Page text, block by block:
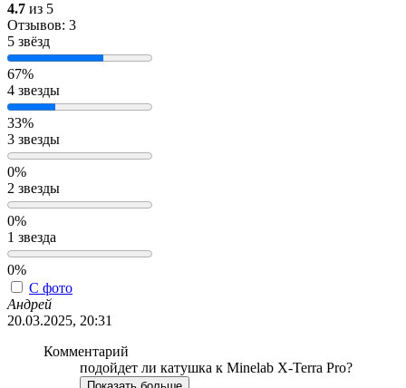
4.7 из 5
Отзывов: 3
5 звёзд
67%
4 звезды
33%
3 звезды
0%
2 звезды
0%
1 звезда
0%
С фото
Андрей
20.03.2025, 20:31
Комментарий
подойдет ли катушка к Minelab X-Terra Pro?